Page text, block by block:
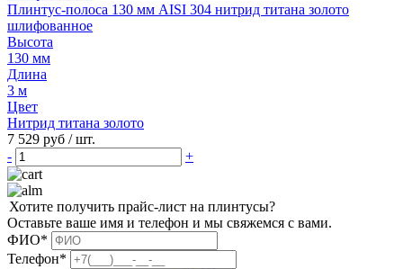
Плинтус-полоса 130 мм AISI 304 нитрид титана золото
шлифованное
Высота
130 мм
Длина
3 м
Цвет
Нитрид титана золото
7 529 руб / шт.
-
+
Хотите получить прайс-лист на плинтусы?
Оставьте ваше имя и телефон и мы свяжемся с вами.
ФИО*
Телефон*